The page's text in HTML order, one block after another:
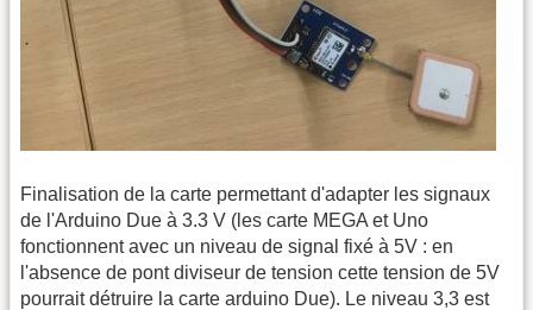
Finalisation de la carte permettant d'adapter les signaux
de l'Arduino Due à 3.3 V (les carte MEGA et Uno
fonctionnent avec un niveau de signal fixé à 5V : en
l'absence de pont diviseur de tension cette tension de 5V
pourrait détruire la carte arduino Due). Le niveau 3,3 est